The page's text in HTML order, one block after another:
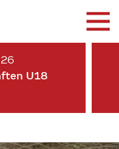
U18